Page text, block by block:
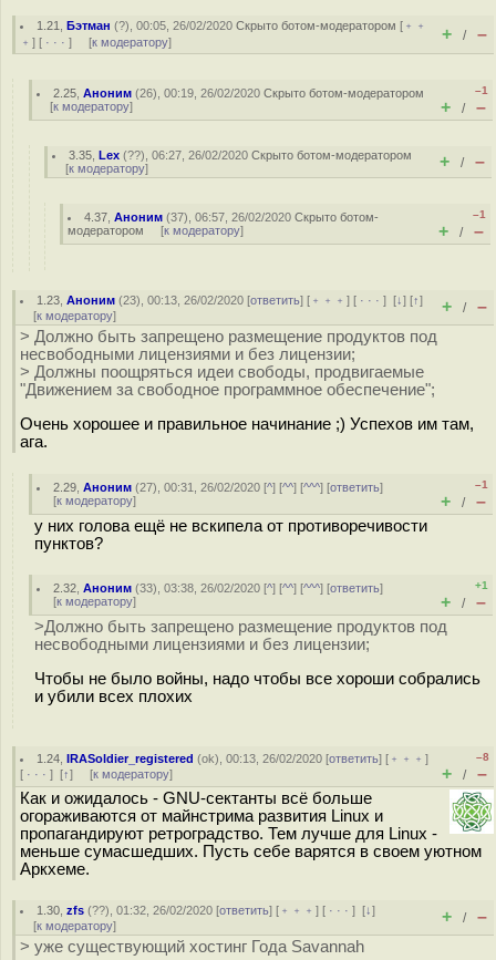
1.21 ,Бэтман (?), 00:05, 26/02/2020Скрыто ботом-модератором [ ﹢﹢
﹢ ] [ · · · ] [к модератору] + / –
2.25 ,Аноним (26), 00:19, 26/02/2020Скрыто ботом-модератором
[к модератору]
–1
+ / –
3.35 ,Lex (??), 06:27, 26/02/2020Скрыто ботом-модератором
[к модератору] + / –
4.37 ,Аноним (37), 06:57, 26/02/2020Скрыто ботом-
модератором [к модератору]
–1
+ / –
1.23 ,Аноним (23), 00:13, 26/02/2020 [ответить] [ ﹢﹢﹢] [ · · ·][↓] [↑]
[к модератору] + / –
> Должно быть запрещено размещение продуктов под
несвободными лицензиями и без лицензии;
> Должны поощряться идеи свободы, продвигаемые
"Движением за свободное программное обеспечение";
Очень хорошее и правильное начинание ;) Успехов им там,
ага.
2.29 ,Аноним (27), 00:31, 26/02/2020 [^] [^^] [^^^] [ответить]
[к модератору]
–1
+ / –
у них голова ещё не вскипела от противоречивости
пунктов?
2.32 ,Аноним (33), 03:38, 26/02/2020 [^] [^^] [^^^] [ответить]
[к модератору]
+1
+ / –
>Должно быть запрещено размещение продуктов под
несвободными лицензиями и без лицензии;
Чтобы не было войны, надо чтобы все хороши собрались
и убили всех плохих
1.24 ,IRASoldier_registered (ok), 00:13, 26/02/2020 [ответить] [ ﹢﹢﹢]
[ · · · ] [↑] [к модератору]
–8
+ / –
Как и ожидалось - GNU-сектанты всё больше
огораживаются от майнстрима развития Linux и
пропагандируют ретроградство. Тем лучше для Linux -
меньше сумасшедших. Пусть себе варятся в своем уютном
Аркхеме.
1.30 ,zfs (??), 01:32, 26/02/2020 [ответить] [ ﹢﹢﹢] [ · · ·][↓]
[к модератору] + / –
> уже существующий хостинг Года Savannah